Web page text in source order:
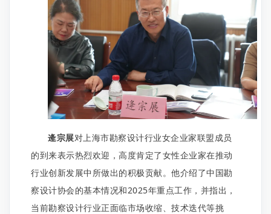
逄宗展对上海市勘察设计行业女企业家联盟成员
的到来表示热烈欢迎，高度肯定了女性企业家在推动
行业创新发展中所做出的积极贡献。他介绍了中国勘
察设计协会的基本情况和2025年重点工作，并指出，
当前勘察设计行业正面临市场收缩、技术迭代等挑